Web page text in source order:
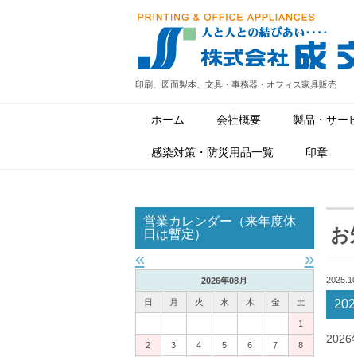
印刷、図面製本、文具・事務器・オフィス家具販売
ホーム 会社概要 製品・サー
感染対策・防災用品一覧 印章
2026
営業カレンダー（来年度休
日は暫定）
« »
2026年08月
日 月 火 水 木 金 土
1
2 3 4 5 6 7 8